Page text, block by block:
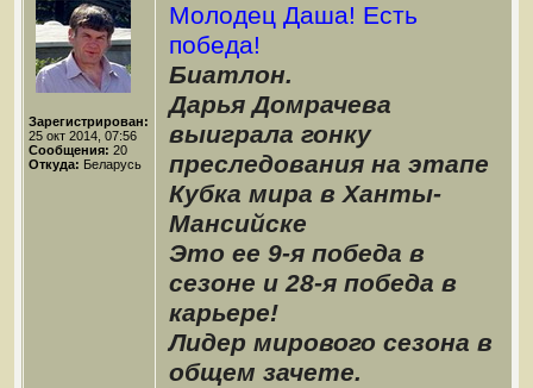
Зарегистрирован:
25 окт 2014, 07:56
Сообщения: 20
Откуда: Беларусь
Молодец Даша! Есть
победа!
Биатлон.
Дарья Домрачева
выиграла гонку
преследования на этапе
Кубка мира в Ханты-
Мансийске
Это ее 9-я победа в
сезоне и 28-я победа в
карьере!
Лидер мирового сезона в
общем зачете.